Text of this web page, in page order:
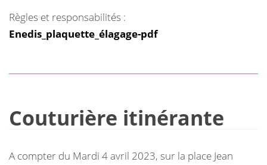
Règles et responsabilités :
Enedis_plaquette_élagage-pdf
Couturière itinérante
A compter du Mardi 4 avril 2023, sur la place Jean